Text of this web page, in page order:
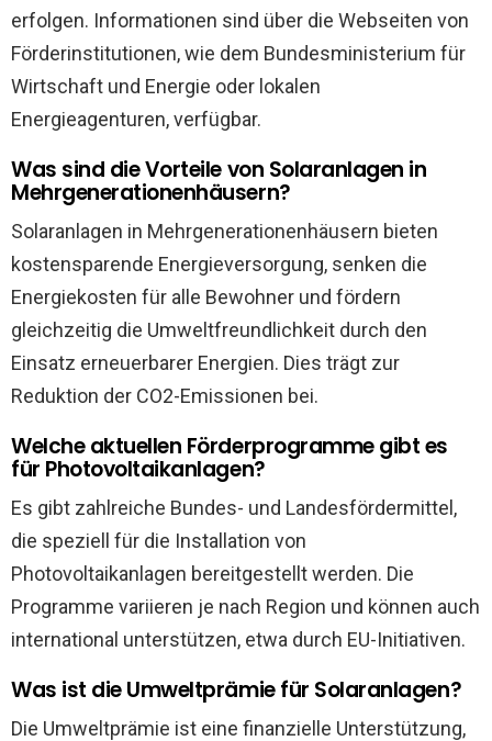
erfolgen. Informationen sind über die Webseiten von
Förderinstitutionen, wie dem Bundesministerium für
Wirtschaft und Energie oder lokalen
Energieagenturen, verfügbar.
Was sind die Vorteile von Solaranlagen in
Mehrgenerationenhäusern?
Solaranlagen in Mehrgenerationenhäusern bieten
kostensparende Energieversorgung, senken die
Energiekosten für alle Bewohner und fördern
gleichzeitig die Umweltfreundlichkeit durch den
Einsatz erneuerbarer Energien. Dies trägt zur
Reduktion der CO2-Emissionen bei.
Welche aktuellen Förderprogramme gibt es
für Photovoltaikanlagen?
Es gibt zahlreiche Bundes- und Landesfördermittel,
die speziell für die Installation von
Photovoltaikanlagen bereitgestellt werden. Die
Programme variieren je nach Region und können auch
international unterstützen, etwa durch EU-Initiativen.
Was ist die Umweltprämie für Solaranlagen?
Die Umweltprämie ist eine finanzielle Unterstützung,